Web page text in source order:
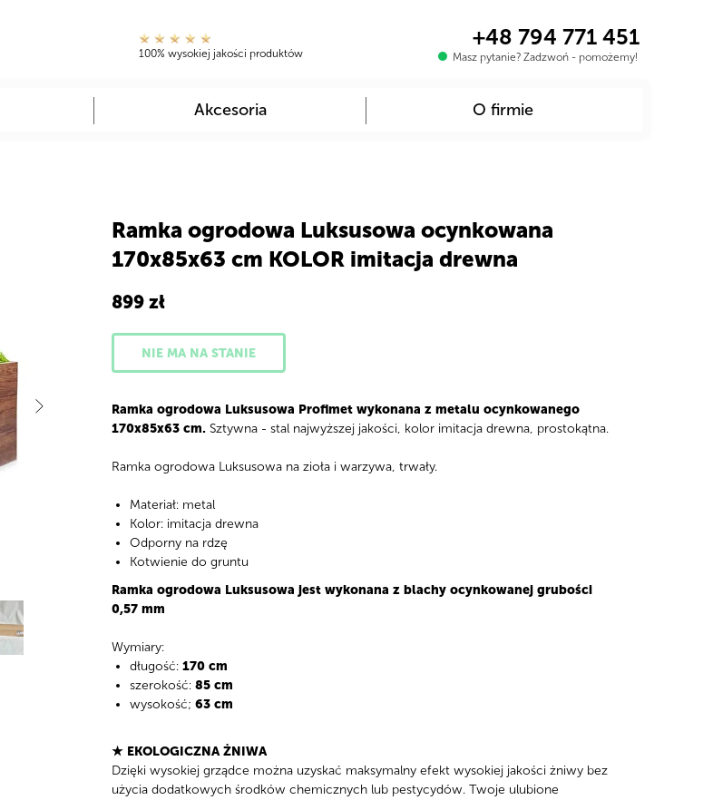
Akcesoria O firmie
100% wysokiej jakości produktów
+48 794 771 451
Masz pytanie? Zadzwoń - pomożemy!
Ramka ogrodowa Luksusowa ocynkowana
170x85x63 cm KOLOR imitacja drewna
899 zł
NIE MA NA STANIE
Ramka ogrodowa Luksusowa Profimet wykonana z metalu ocynkowanego
170x85x63 cm. Sztywna - stal najwyższej jakości, kolor imitacja drewna, prostokątna.
Ramka ogrodowa Luksusowa na zioła i warzywa, trwały.
Materiał: metal
Kolor: imitacja drewna
Odporny na rdzę
Kotwienie do gruntu
Ramka ogrodowa Luksusowa jest wykonana z blachy ocynkowanej grubości
0,57 mm
Wymiary:
długość: 170 сm
szerokość: 85 сm
wysokość; 63 cm
★ EKOLOGICZNA ŻNIWA
Dzięki wysokiej grządce można uzyskać maksymalny efekt wysokiej jakości żniwy bez
użycia dodatkowych środków chemicznych lub pestycydów. Twoje ulubione